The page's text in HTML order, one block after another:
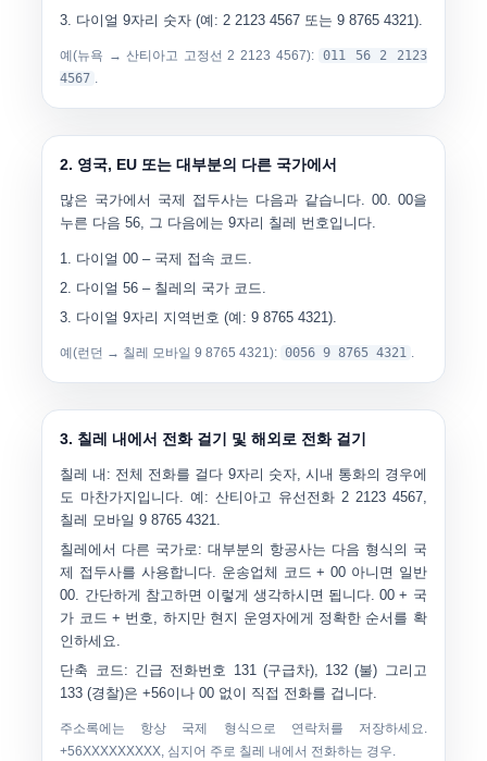
다이얼9자리 숫자 (예: 2 2123 4567 또는 9 8765 4321).
예(뉴욕 → 산티아고 고정선 2 2123 4567): 011 56 2 2123
4567 .
2. 영국, EU 또는 대부분의 다른 국가에서
많은 국가에서 국제 접두사는 다음과 같습니다. 00. 00을
누른 다음56, 그 다음에는 9자리 칠레 번호입니다.
다이얼00 – 국제 접속 코드.
다이얼56 – 칠레의 국가 코드.
다이얼9자리 지역번호 (예: 9 8765 4321).
예(런던 → 칠레 모바일 9 8765 4321): 0056 9 8765 4321 .
3. 칠레 내에서 전화 걸기 및 해외로 전화 걸기
칠레 내: 전체 전화를 걸다 9자리 숫자, 시내 통화의 경우에
도 마찬가지입니다. 예: 산티아고 유선전화 2 2123 4567,
칠레 모바일9 8765 4321.
칠레에서 다른 국가로: 대부분의 항공사는 다음 형식의 국
제 접두사를 사용합니다. 운송업체 코드 + 00 아니면 일반
00. 간단하게 참고하면 이렇게 생각하시면 됩니다.00 + 국
가 코드 + 번호, 하지만 현지 운영자에게 정확한 순서를 확
인하세요.
단축 코드: 긴급 전화번호 131(구급차), 132 (불) 그리고
133 (경찰)은 +56이나 00 없이 직접 전화를 겁니다.
주소록에는 항상 국제 형식으로 연락처를 저장하세요.
+56XXXXXXXXX, 심지어 주로 칠레 내에서 전화하는 경우.